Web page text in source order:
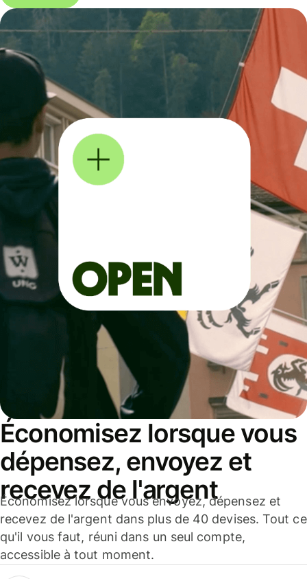
Économisez lorsque vous
dépensez, envoyez et
recevez de l'argent
Économisez lorsque vous envoyez, dépensez et
recevez de l'argent dans plus de 40 devises. Tout ce
qu'il vous faut, réuni dans un seul compte,
accessible à tout moment.